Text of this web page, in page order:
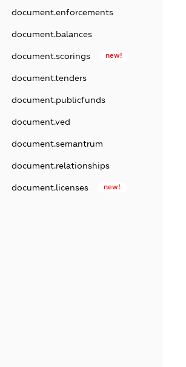
document.enforcements
document.balances
document.scorings new!
document.tenders
document.publicfunds
document.ved
document.semantrum
document.relationships
document.licenses new!